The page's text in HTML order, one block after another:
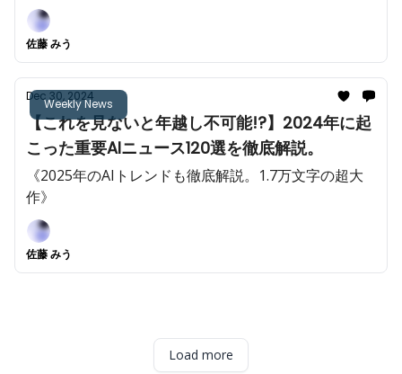
佐藤 みう
Weekly News
Dec 30, 2024
【これを見ないと年越し不可能!?】2024年に起
こった重要AIニュース120選を徹底解説。
《2025年のAIトレンドも徹底解説。1.7万文字の超大
作》
佐藤 みう
Load more